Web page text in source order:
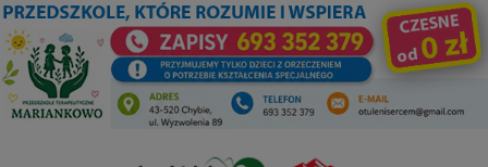
Przejdź
do
treści